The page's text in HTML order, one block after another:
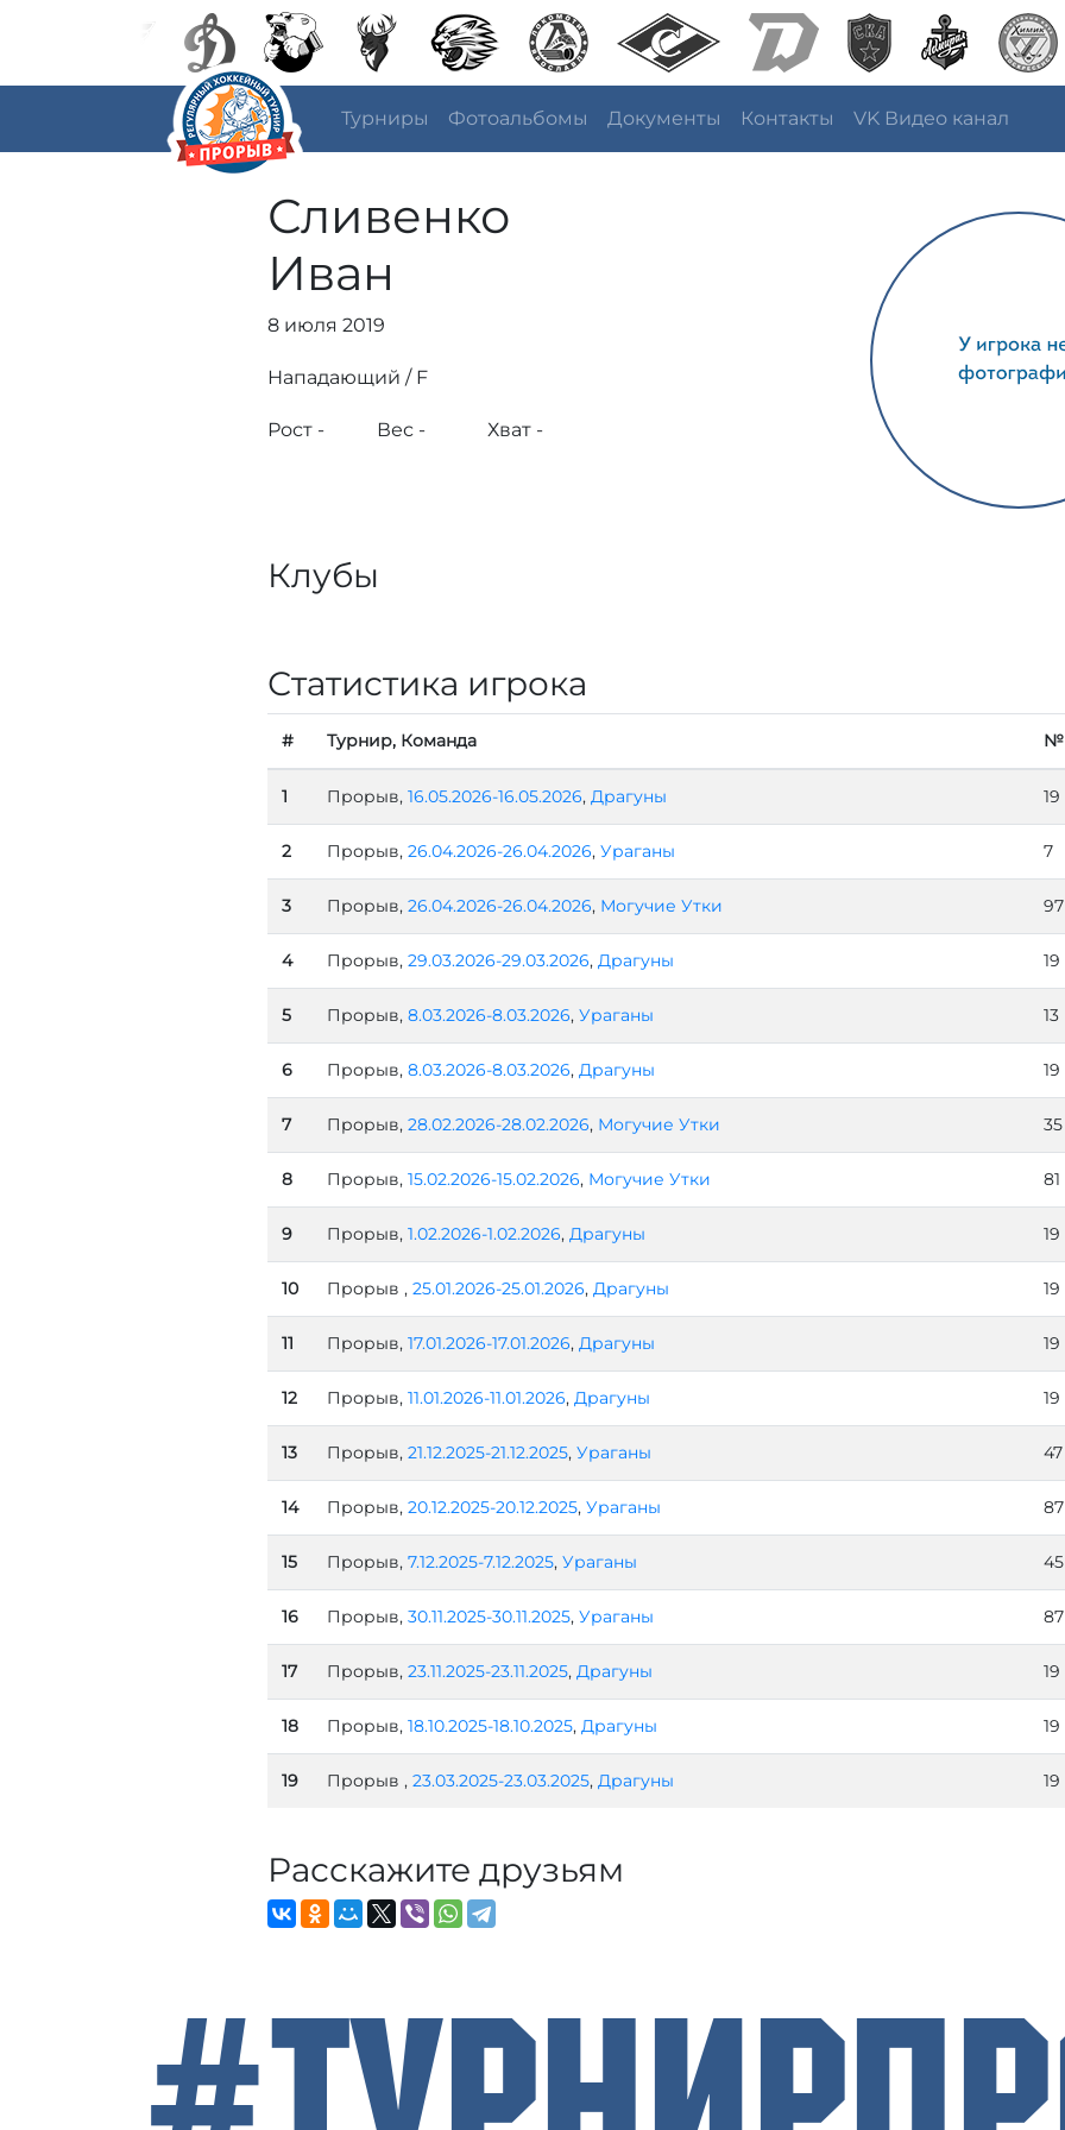
Турниры Фотоальбомы Документы Контакты VK Видео канал
Сливенко
Иван
8 июля 2019
Нападающий / F
Рост - Вес - Хват -
Клубы
Статистика игрока
# Турнир, Команда №
1 Прорыв, 16.05.2026-16.05.2026, Драгуны 19
2 Прорыв, 26.04.2026-26.04.2026, Ураганы 7
3 Прорыв, 26.04.2026-26.04.2026, Могучие Утки 97
4 Прорыв, 29.03.2026-29.03.2026, Драгуны 19
5 Прорыв, 8.03.2026-8.03.2026, Ураганы 13
6 Прорыв, 8.03.2026-8.03.2026, Драгуны 19
7 Прорыв, 28.02.2026-28.02.2026, Могучие Утки 35
8 Прорыв, 15.02.2026-15.02.2026, Могучие Утки 81
9 Прорыв, 1.02.2026-1.02.2026, Драгуны 19
10 Прорыв , 25.01.2026-25.01.2026, Драгуны 19
11 Прорыв, 17.01.2026-17.01.2026, Драгуны 19
12 Прорыв, 11.01.2026-11.01.2026, Драгуны 19
13 Прорыв, 21.12.2025-21.12.2025, Ураганы 47
14 Прорыв, 20.12.2025-20.12.2025, Ураганы 87
15 Прорыв, 7.12.2025-7.12.2025, Ураганы 45
16 Прорыв, 30.11.2025-30.11.2025, Ураганы 87
17 Прорыв, 23.11.2025-23.11.2025, Драгуны 19
18 Прорыв, 18.10.2025-18.10.2025, Драгуны 19
19 Прорыв , 23.03.2025-23.03.2025, Драгуны 19
Расскажите друзьям